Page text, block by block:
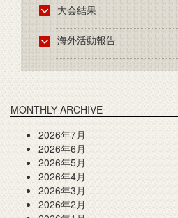
大会結果
海外活動報告
MONTHLY ARCHIVE
2026年7月
2026年6月
2026年5月
2026年4月
2026年3月
2026年2月